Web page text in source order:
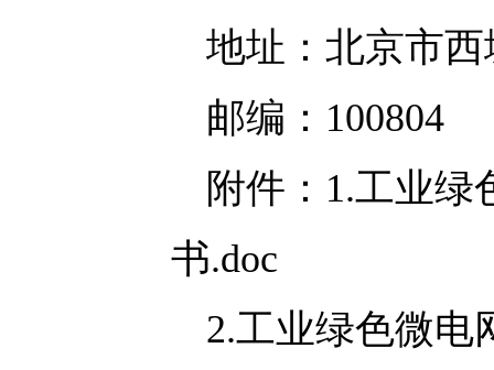
地址：北京市
邮编：100804
附件： 1.工业绿
书.doc
2.工业绿色微电